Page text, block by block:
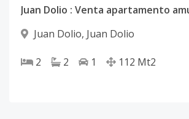
Juan Dolio, Juan Dolio
2 2 1 112 Mt2